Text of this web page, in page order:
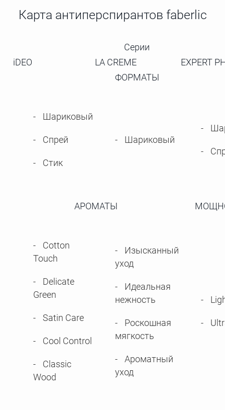
Карта антиперспирантов faberlic
Серии
iDEO
LA CREME
EXPERT
ФОРМАТЫ
Шариковый
Спрей
Стик
Шариковый
АРОМАТЫ
Cotton
Touch
Delicate
Green
Satin Care
Cool Control
Classic
Wood
Изысканный
уход
Идеальная
нежность
Роскошная
мягкость
Ароматный
уход